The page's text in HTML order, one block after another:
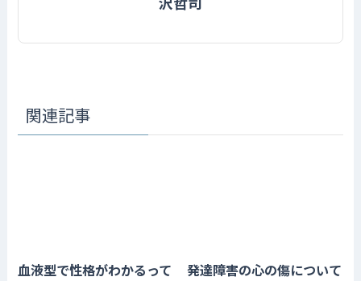
関連記事
血液型で性格がわかるって
発達障害の心の傷について